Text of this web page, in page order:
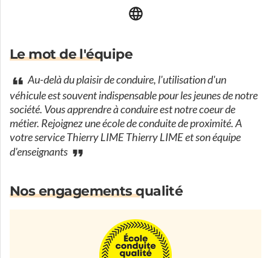
Le mot de l'équipe
Au-delà du plaisir de conduire, l'utilisation d'un
véhicule est souvent indispensable pour les jeunes de notre
société. Vous apprendre à conduire est notre coeur de
métier. Rejoignez une école de conduite de proximité. A
votre service Thierry LIME Thierry LIME et son équipe
d'enseignants
Nos engagements qualité